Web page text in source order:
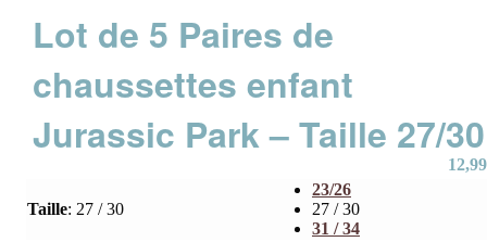
Lot de 5 Paires de
chaussettes enfant
Jurassic Park – Taille 27/30
12,99
Taille: 27 / 30
23/26
27 / 30
31 / 34